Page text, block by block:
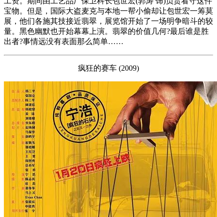
宝物。但是，国际大盗麦克与本地一帮小偷却让包世宏一筹莫
展，他们各施其技接近翡翠，展览馆开始了一场明争暗斗的较
量。黑色幽默也开始幕幕上演。翡翠的价值几何?最后谁是胜
出者?事情远没有表面那么简单……
疯狂的赛车 (2009)